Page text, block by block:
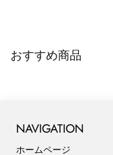
おすすめ商品
NAVIGATION
ホームページ